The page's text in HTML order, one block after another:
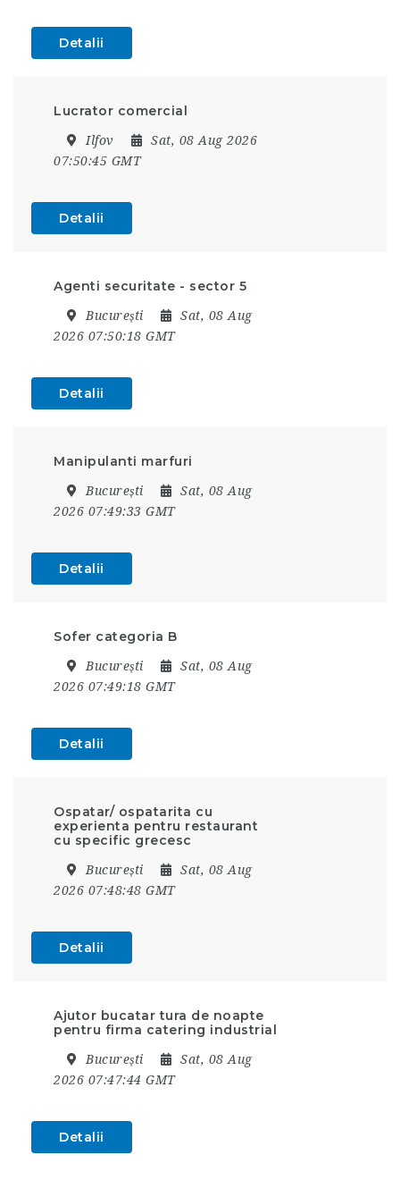
Detalii
Lucrator comercial
Ilfov
Sat, 08 Aug 2026
07:50:45 GMT
Detalii
Agenti securitate - sector 5
București
Sat, 08 Aug
2026 07:50:18 GMT
Detalii
Manipulanti marfuri
București
Sat, 08 Aug
2026 07:49:33 GMT
Detalii
Sofer categoria B
București
Sat, 08 Aug
2026 07:49:18 GMT
Detalii
Ospatar/ ospatarita cu
experienta pentru restaurant
cu specific grecesc
București
Sat, 08 Aug
2026 07:48:48 GMT
Detalii
Ajutor bucatar tura de noapte
pentru firma catering industrial
București
Sat, 08 Aug
2026 07:47:44 GMT
Detalii